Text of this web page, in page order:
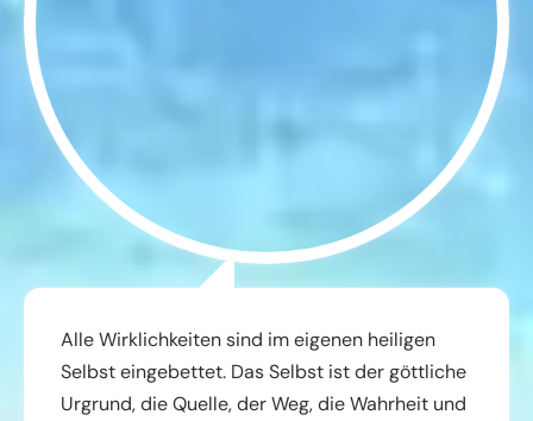
Alle Wirklichkeiten sind im eigenen heiligen
Selbst eingebettet. Das Selbst ist der göttliche
Urgrund, die Quelle, der Weg, die Wahrheit und